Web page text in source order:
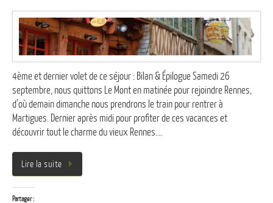
4ème et dernier volet de ce séjour : Bilan & Épilogue Samedi 26
septembre, nous quittons Le Mont en matinée pour rejoindre Rennes,
d’où demain dimanche nous prendrons le train pour rentrer à
Martigues. Dernier après midi pour profiter de ces vacances et
découvrir tout le charme du vieux Rennes.…
Lire la suite
Partager :